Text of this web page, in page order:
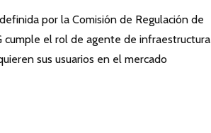
por la Comisión de Regulación de
cumple el rol de agente de infraestructura
sus usuarios en el mercado